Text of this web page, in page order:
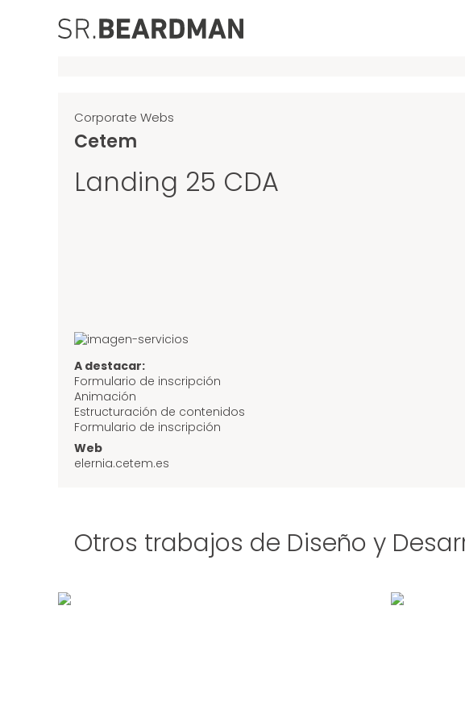
Corporate Webs
Cetem
Landing 25 CDA
A destacar:
Formulario de inscripción
Animación
Estructuración de contenidos
Formulario de inscripción
Web
elernia.cetem.es
Otros trabajos de Diseño y